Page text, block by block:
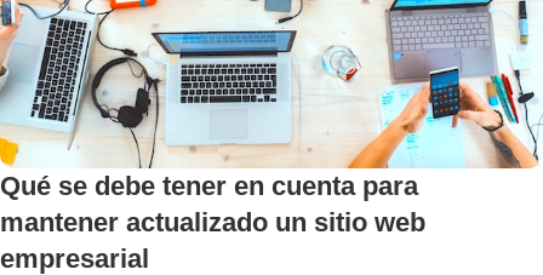
Qué se debe tener en cuenta para
mantener actualizado un sitio web
empresarial